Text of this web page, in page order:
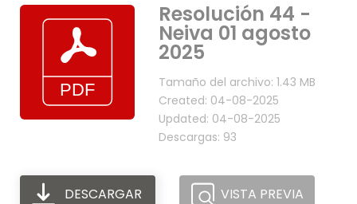
Resolución 44 -
Neiva 01 agosto
2025
Tamaño del archivo: 1.43 MB
Created: 04-08-2025
Updated: 04-08-2025
Descargas: 93
DESCARGAR VISTA PREVIA